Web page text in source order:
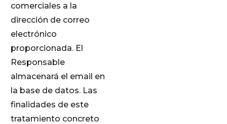
comerciales a la
dirección de correo
electrónico
proporcionada. El
Responsable
almacenará el email en
la base de datos. Las
finalidades de este
tratamiento concreto